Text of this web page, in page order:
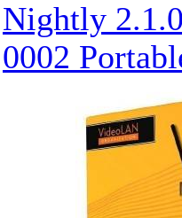
Nightly
0002